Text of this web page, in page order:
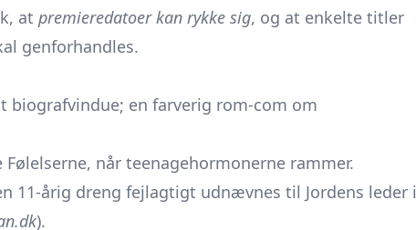
at premieredatoer kan rykke sig, og at enkelte titler
genforhandles.
biografvindue; en farverig rom-com om
når teenagehormonerne rammer.
11-årig dreng fejlagtigt udnævnes til Jordens leder i
).